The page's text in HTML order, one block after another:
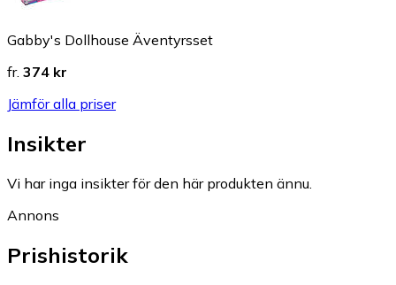
Gabby's Dollhouse Äventyrsset
fr. 374 kr
Jämför alla priser
Insikter
Vi har inga insikter för den här produkten ännu.
Annons
Prishistorik